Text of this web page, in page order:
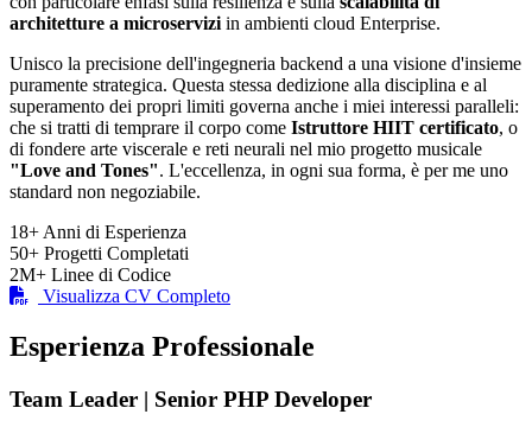
architetture a microservizi in ambienti cloud Enterprise.
Unisco la precisione dell'ingegneria backend a una visione d'insieme
puramente strategica. Questa stessa dedizione alla disciplina e al
superamento dei propri limiti governa anche i miei interessi paralleli:
che si tratti di temprare il corpo come Istruttore HIIT certificato, o
di fondere arte viscerale e reti neurali nel mio progetto musicale
"Love and Tones". L'eccellenza, in ogni sua forma, è per me uno
standard non negoziabile.
18+ Anni di Esperienza
50+ Progetti Completati
2M+ Linee di Codice
Visualizza CV Completo
Esperienza Professionale
Team Leader | Senior PHP Developer